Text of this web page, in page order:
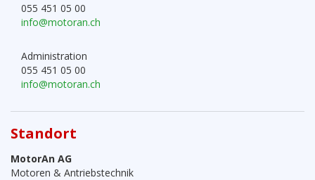
055 451 05 00
info@motoran.ch
Administration
055 451 05 00
info@motoran.ch
Standort
MotorAn AG
Motoren & Antriebstechnik